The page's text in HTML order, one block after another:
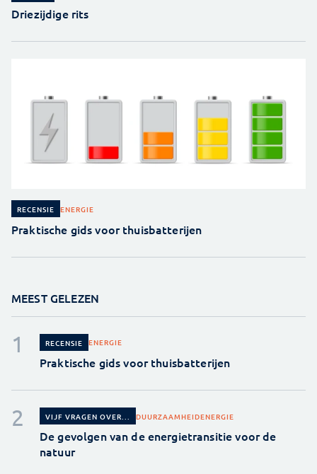
Driezijdige rits
RECENSIE ENERGIE
Praktische gids voor thuisbatterijen
MEEST GELEZEN
RECENSIE ENERGIE
Praktische gids voor thuisbatterijen
VIJF VRAGEN OVER... DUURZAAMHEIDENERGIE
De gevolgen van de energietransitie voor de
natuur